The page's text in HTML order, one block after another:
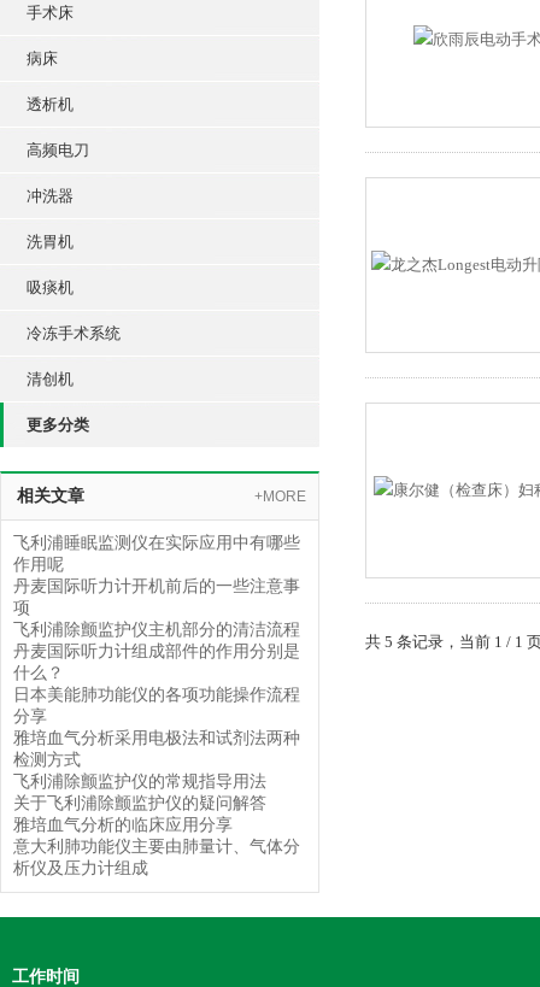
手术床
病床
透析机
高频电刀
冲洗器
洗胃机
吸痰机
冷冻手术系统
清创机
更多分类
相关文章 +MORE
飞利浦睡眠监测仪在实际应用中有哪些
作用呢
丹麦国际听力计开机前后的一些注意事
项
飞利浦除颤监护仪主机部分的清洁流程
丹麦国际听力计组成部件的作用分别是
什么？
日本美能肺功能仪的各项功能操作流程
分享
雅培血气分析采用电极法和试剂法两种
检测方式
飞利浦除颤监护仪的常规指导用法
关于飞利浦除颤监护仪的疑问解答
雅培血气分析的临床应用分享
意大利肺功能仪主要由肺量计、气体分
析仪及压力计组成
共 5 条记录，当前 1 / 1
工作时间